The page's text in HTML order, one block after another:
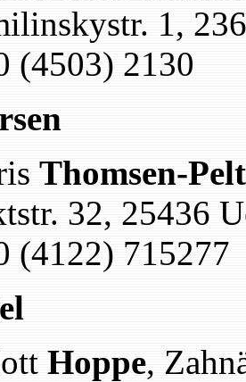
1,
(4503) 2130
Thomsen-
32, 25436
(4122) 715277
Hoppe,